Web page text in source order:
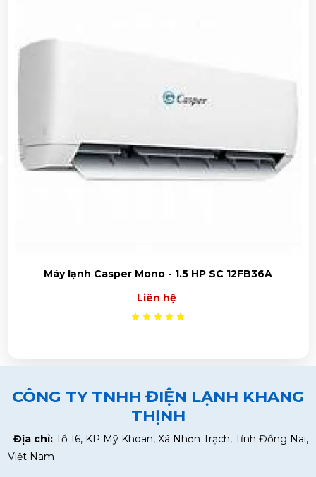
Máy lạnh Casper Mono - 1.5 HP SC 12FB36A
Liên hệ
CÔNG TY TNHH ĐIỆN LẠNH KHANG
THỊNH
Địa chỉ:Tổ 16, KP Mỹ Khoan, Xã Nhơn Trạch, Tỉnh Đồng Nai,
Việt Nam